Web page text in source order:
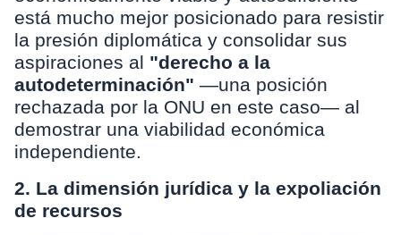
está mucho mejor posicionado para resistir
la presión diplomática y consolidar sus
aspiraciones al "derecho a la
autodeterminación" —una posición
rechazada por la ONU en este caso— al
demostrar una viabilidad económica
independiente.
2. La dimensión jurídica y la expoliación
de recursos